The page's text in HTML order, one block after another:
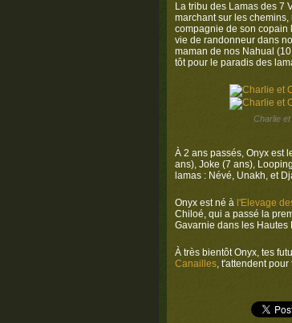
La tribu des Lamas des 7
marchant sur les
compagnie de son copain
vie de randonneur dans
maman de nos Nahual
tôt pour le paradis des
Charlie
À 2 ans passés, Onyx est
ans), Joke (7 ans),
lamas : Névé, Unakh, et
Onyx est né à l'Elevage
Chiloé, qui a passé la
Gavarnie dans les Hautes
À très bientôt Onyx, tes
Canailles, t'attendent